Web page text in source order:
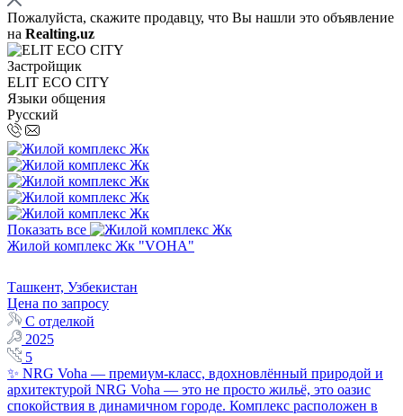
Пожалуйста, скажите продавцу, что Вы нашли это объявление
на Realting.uz
Застройщик
ELIT ECO СITY
Языки общения
Русский
Показать все
Жилой комплекс Жк "VOHA"
Ташкент, Узбекистан
Цена по запросу
С отделкой
2025
5
✨ NRG Voha — премиум-класс, вдохновлённый природой и
архитектурой NRG Voha — это не просто жильё, это оазис
спокойствия в динамичном городе. Комплекс расположен в